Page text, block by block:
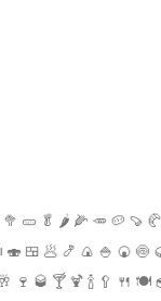
🥒 🥬 🌶 🌽 🥕 🥔 🍠
🍱 🥟 🍤 🍙 🍚 🍘 🍥
🍷 🥃 🍸 🍹 🍾 🥄 🍴 🍽